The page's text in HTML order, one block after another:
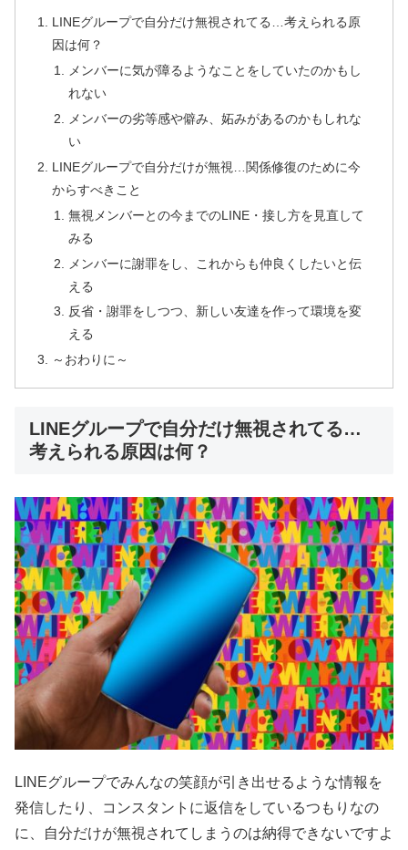
LINEグループで自分だけ無視されてる…考えられる原
因は何？
メンバーに気が障るようなことをしていたのかもし
れない
メンバーの劣等感や僻み、妬みがあるのかもしれな
い
LINEグループで自分だけが無視…関係修復のために今
からすべきこと
無視メンバーとの今までのLINE・接し方を見直して
みる
メンバーに謝罪をし、これからも仲良くしたいと伝
える
反省・謝罪をしつつ、新しい友達を作って環境を変
える
～おわりに～
LINEグループで自分だけ無視されてる…
考えられる原因は何？
LINEグループでみんなの笑顔が引き出せるような情報を
発信したり、コンスタントに返信をしているつもりなの
に、自分だけが無視されてしまうのは納得できないですよ